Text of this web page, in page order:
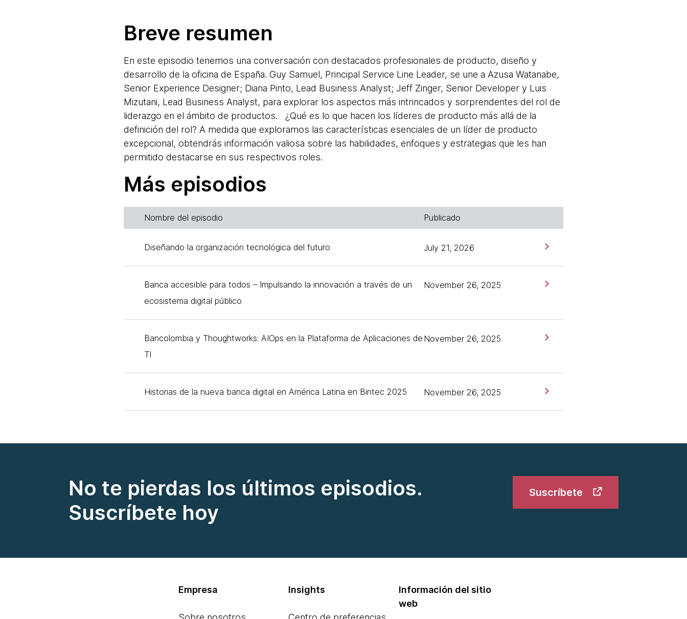
Breve resumen
En este episodio tenemos una conversación con destacados profesionales de producto, diseño y
desarrollo de la oficina de España. Guy Samuel, Principal Service Line Leader, se une a Azusa Watanabe,
Senior Experience Designer; Diana Pinto, Lead Business Analyst; Jeff Zinger, Senior Developer y Luis
Mizutani, Lead Business Analyst, para explorar los aspectos más intrincados y sorprendentes del rol de
liderazgo en el ámbito de productos. ¿Qué es lo que hacen los líderes de producto más allá de la
definición del rol? A medida que exploramos las características esenciales de un líder de producto
excepcional, obtendrás información valiosa sobre las habilidades, enfoques y estrategias que les han
permitido destacarse en sus respectivos roles.
Más episodios
Nombre del episodio Publicado
Diseñando la organización tecnológica del futuro July 21, 2026
Banca accesible para todos – Impulsando la innovación a través de un
ecosistema digital público
November 26, 2025
Bancolombia y Thoughtworks: AIOps en la Plataforma de Aplicaciones de
TI
November 26, 2025
Historias de la nueva banca digital en América Latina en Bintec 2025 November 26, 2025
No te pierdas los últimos episodios.
Suscríbete hoy
Suscríbete
Empresa Insights
Información del sitio
web